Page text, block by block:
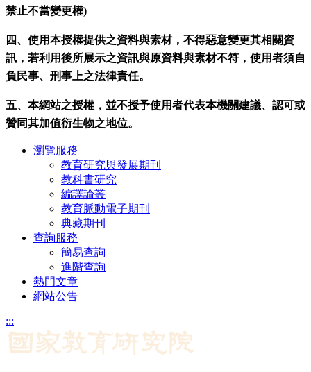
禁止不當變更權)
四、使用本授權提供之資料與素材，不得惡意變更其相關資
訊，若利用後所展示之資訊與原資料與素材不符，使用者須自
負民事、刑事上之法律責任。
五、本網站之授權，並不授予使用者代表本機關建議、認可或
贊同其加值衍生物之地位。
瀏覽服務
教育研究與發展期刊
教科書研究
編譯論叢
教育脈動電子期刊
典藏期刊
查詢服務
簡易查詢
進階查詢
熱門文章
網站公告
:::